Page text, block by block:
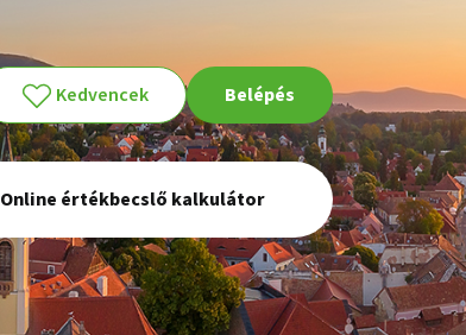
Kedvencek Belépés
Online értékbecslő kalkulátor